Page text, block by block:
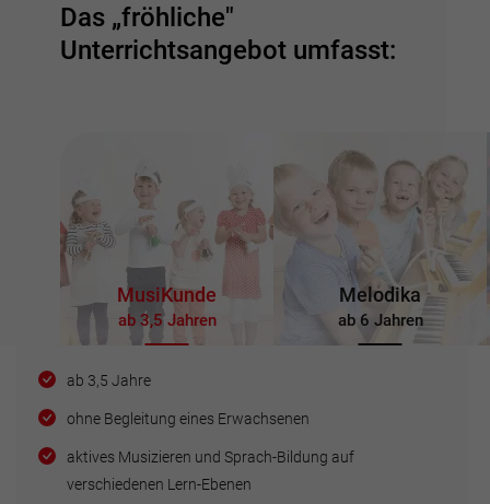
Das „fröhliche"
Unterrichtsangebot umfasst:
MusiKunde
ab 3,5 Jahren
Melodika
ab 6 Jahren
ab 3,5 Jahre
ohne Begleitung eines Erwachsenen
aktives Musizieren und Sprach-Bildung auf
verschiedenen Lern-Ebenen